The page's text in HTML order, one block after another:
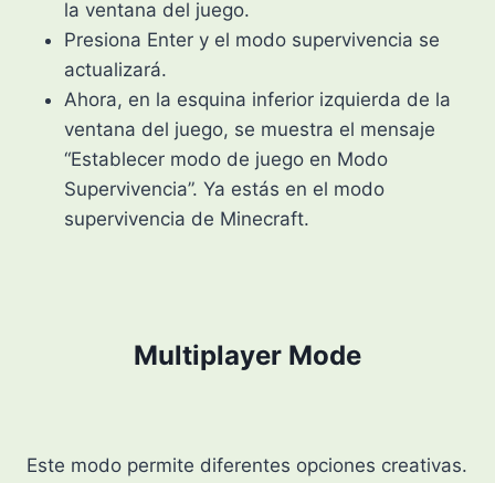
la ventana del juego.
Presiona Enter y el modo supervivencia se
actualizará.
Ahora, en la esquina inferior izquierda de la
ventana del juego, se muestra el mensaje
“Establecer modo de juego en Modo
Supervivencia”. Ya estás en el modo
supervivencia de Minecraft.
Multiplayer Mode
Este modo permite diferentes opciones creativas.